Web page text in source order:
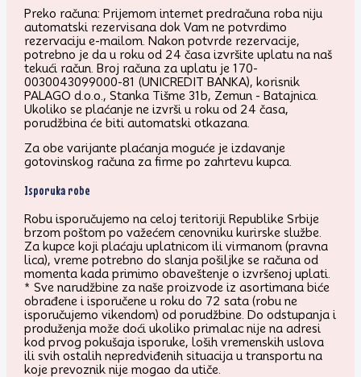
Preko računa: Prijemom internet predračuna roba niju
automatski rezervisana dok Vam ne potvrdimo
rezervaciju e-mailom. Nakon potvrde rezervacije,
potrebno je da u roku od 24 časa izvršite uplatu na naš
tekući račun. Broj računa za uplatu je 170-
0030043099000-81 (UNICREDIT BANKA), korisnik
PALAGO d.o.o., Stanka Tišme 31b, Zemun - Batajnica.
Ukoliko se plaćanje ne izvrši u roku od 24 časa,
porudžbina će biti automatski otkazana.
Za obe varijante plaćanja moguće je izdavanje
gotovinskog računa za firme po zahrtevu kupca.
Isporuka robe
Robu isporučujemo na celoj teritoriji Republike Srbije
brzom poštom po važećem cenovniku kurirske službe.
Za kupce koji plaćaju uplatnicom ili virmanom (pravna
lica), vreme potrebno do slanja pošiljke se računa od
momenta kada primimo obaveštenje o izvršenoj uplati.
* Sve narudžbine za naše proizvode iz asortimana biće
obrađene i isporučene u roku do 72 sata (robu ne
isporučujemo vikendom) od porudžbine. Do odstupanja i
produženja može doći ukoliko primalac nije na adresi
kod prvog pokušaja isporuke, loših vremenskih uslova
ili svih ostalih nepredviđenih situacija u transportu na
koje prevoznik nije mogao da utiče.